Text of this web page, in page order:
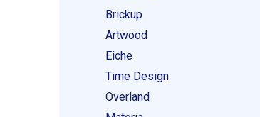
Brickup
Artwood
Eiche
Time Design
Overland